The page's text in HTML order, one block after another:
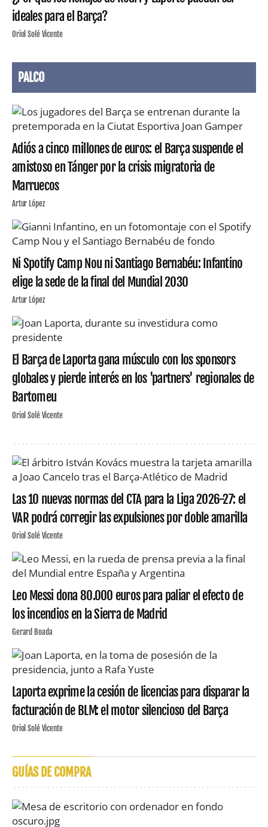
ideales para el Barça?
Oriol Solé Vicente
PALCO
Adiós a cinco millones de euros: el Barça suspende el
amistoso en Tánger por la crisis migratoria de
Marruecos
Artur López
Ni Spotify Camp Nou ni Santiago Bernabéu: Infantino
elige la sede de la final del Mundial 2030
Artur López
El Barça de Laporta gana músculo con los sponsors
globales y pierde interés en los 'partners' regionales de
Bartomeu
Oriol Solé Vicente
Las 10 nuevas normas del CTA para la Liga 2026-27: el
VAR podrá corregir las expulsiones por doble amarilla
Oriol Solé Vicente
Leo Messi dona 80.000 euros para paliar el efecto de
los incendios en la Sierra de Madrid
Gerard Boada
Laporta exprime la cesión de licencias para disparar la
facturación de BLM: el motor silencioso del Barça
Oriol Solé Vicente
GUÍAS DE COMPRA